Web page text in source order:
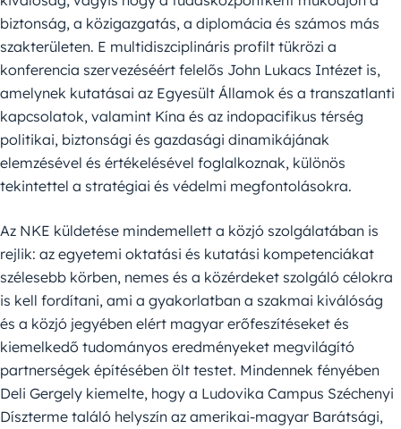
biztonság, a közigazgatás, a diplomácia és számos más
szakterületen. E multidiszciplináris profilt tükrözi a
konferencia szervezéséért felelős John Lukacs Intézet is,
amelynek kutatásai az Egyesült Államok és a transzatlanti
kapcsolatok, valamint Kína és az indopacifikus térség
politikai, biztonsági és gazdasági dinamikájának
elemzésével és értékelésével foglalkoznak, különös
tekintettel a stratégiai és védelmi megfontolásokra.
Az NKE küldetése mindemellett a közjó szolgálatában is
rejlik: az egyetemi oktatási és kutatási kompetenciákat
szélesebb körben, nemes és a közérdeket szolgáló célokra
is kell fordítani, ami a gyakorlatban a szakmai kiválóság
és a közjó jegyében elért magyar erőfeszítéseket és
kiemelkedő tudományos eredményeket megvilágító
partnerségek építésében ölt testet. Mindennek fényében
Deli Gergely kiemelte, hogy a Ludovika Campus Széchenyi
Díszterme találó helyszín az amerikai-magyar Barátsági,